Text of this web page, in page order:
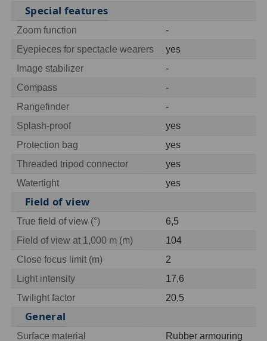
Barlow 5x8
Převracecí4
Hledáčky 28
Optické hledáčky
Sluneční hledáčky
Úchyty a držáky hledáčků4
Redukce 1,25" a 2"17
Svítilny 5
Binohlavy3
Ostatní1
Special features
Zoom function
-
Eyepieces for spectacle wearers
yes
Image stabilizer
-
Compass
-
Rangefinder
-
Splash-proof
yes
Protection bag
yes
Threaded tripod connector
yes
Watertight
yes
Field of view
True field of view (°)
6,5
Field of view at 1,000 m (m)
104
Close focus limit (m)
2
Light intensity
17,6
Twilight factor
20,5
General
Surface material
Rubber armouring